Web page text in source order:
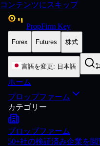
コンテンツにスキップ
PropFirm Key
Forex Futures 株式
言語を変更: 日本語
ホーム
プロップファーム
カテゴリー
プロップファーム
50+社の検証済み企業を閲